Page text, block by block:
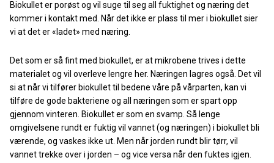
Biokullet er porøst og vil suge til seg all fuktighet og næring det
kommer i kontakt med. Når det ikke er plass til mer i biokullet sier
vi at det er «ladet» med næring.
Det som er så fint med biokullet, er at mikrobene trives i dette
materialet og vil overleve lengre her. Næringen lagres også. Det vil
si at når vi tilfører biokullet til bedene våre på vårparten, kan vi
tilføre de gode bakteriene og all næringen som er spart opp
gjennom vinteren. Biokullet er som en svamp. Så lenge
omgivelsene rundt er fuktig vil vannet (og næringen) i biokullet bli
værende, og vaskes ikke ut. Men når jorden rundt blir tørr, vil
vannet trekke over i jorden – og vice versa når den fuktes igjen.